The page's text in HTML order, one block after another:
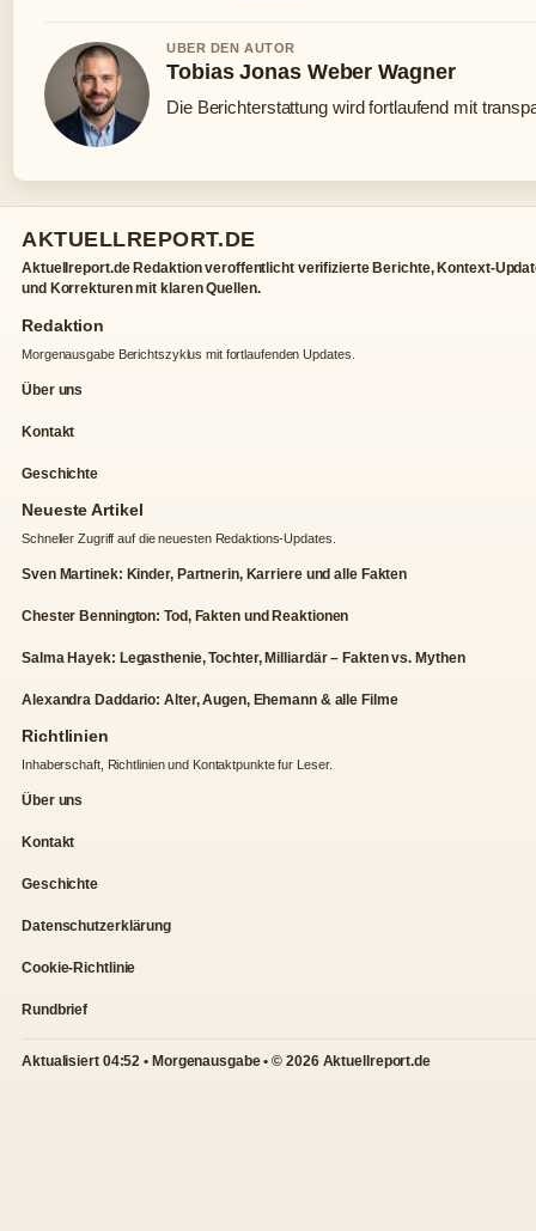
UBER DEN AUTOR
Tobias Jonas Weber Wagner
Die Berichterstattung wird fortlaufend mit
AKTUELLREPORT.DE
Aktuellreport.de Redaktion veroffentlicht verifizierte Berichte, Kontext-
und Korrekturen mit klaren Quellen.
Redaktion
Morgenausgabe Berichtszyklus mit fortlaufenden Updates.
Über uns
Kontakt
Geschichte
Neueste Artikel
Schneller Zugriff auf die neuesten Redaktions-Updates.
Sven Martinek: Kinder, Partnerin, Karriere und alle Fakten
Chester Bennington: Tod, Fakten und Reaktionen
Salma Hayek: Legasthenie, Tochter, Milliardär – Fakten vs. Mythen
Alexandra Daddario: Alter, Augen, Ehemann & alle Filme
Richtlinien
Inhaberschaft, Richtlinien und Kontaktpunkte fur Leser.
Über uns
Kontakt
Geschichte
Datenschutzerklärung
Cookie-Richtlinie
Rundbrief
Aktualisiert 04:52 • Morgenausgabe • © 2026 Aktuellreport.de